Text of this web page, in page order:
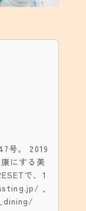
号。 2019
にする美
で、1
,